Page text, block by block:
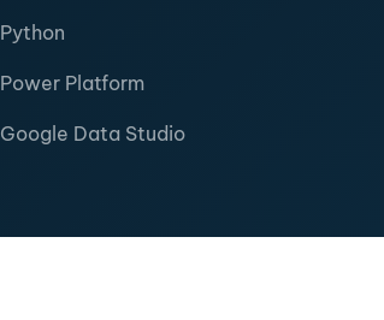
Python
Power Platform
Google Data Studio